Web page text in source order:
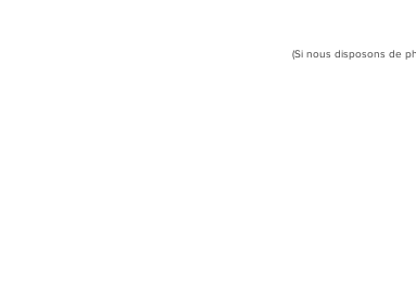
(Si nous disposons de